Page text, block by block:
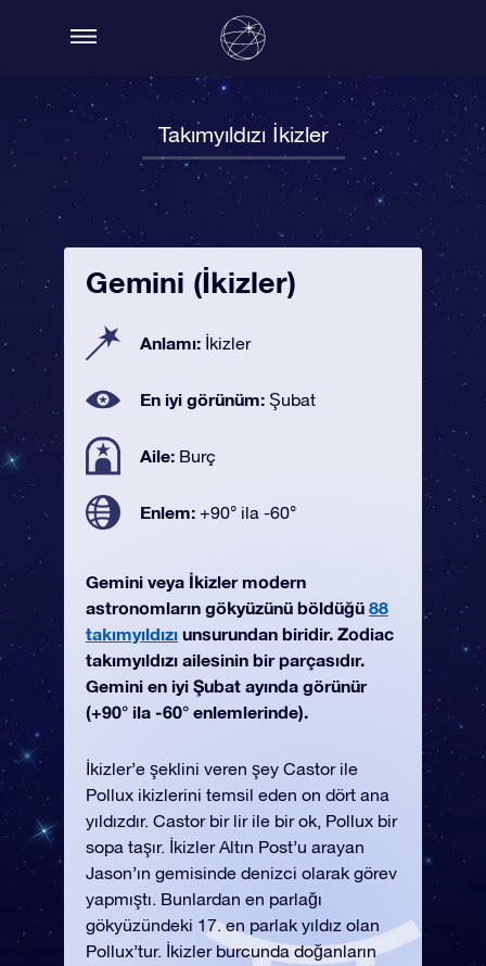
Takımyıldızı İkizler
Gemini (İkizler)
Anlamı: İkizler
En iyi görünüm: Şubat
Aile: Burç
Enlem: +90° ila -60°
Gemini veya İkizler modern
astronomların gökyüzünü böldüğü 88
takımyıldızı unsurundan biridir. Zodiac
takımyıldızı ailesinin bir parçasıdır.
Gemini en iyi Şubat ayında görünür
(+90° ila -60° enlemlerinde).
İkizler’e şeklini veren şey Castor ile
Pollux ikizlerini temsil eden on dört ana
yıldızdır. Castor bir lir ile bir ok, Pollux bir
sopa taşır. İkizler Altın Post’u arayan
Jason’ın gemisinde denizci olarak görev
yapmıştı. Bunlardan en parlağı
gökyüzündeki 17. en parlak yıldız olan
Pollux’tur. İkizler burcunda doğanların